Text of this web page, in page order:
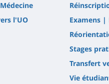
l'UO
Examens |
Stages
Transfert
Vie